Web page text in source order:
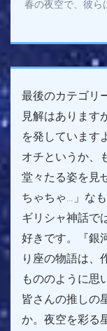
春の夜空で、彼ら
最後のカテゴリ
見解はあります
を発しています
オチというか、
堂々たる姿を見
ちゃちゃ…」な
ギリシャ神話で
好きです。『銀
り座の物語は、
もののように思
皆さんの推しの
か。夜空を彩る